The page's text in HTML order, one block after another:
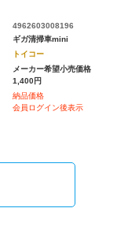
4962603008196
ギガ清掃車mini
トイコー
メーカー希望小売価格
1,400円
納品価格
会員ログイン後表示